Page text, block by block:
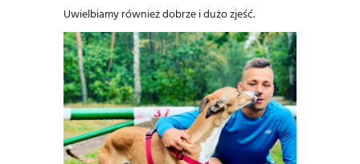
Uwielbiamy również dobrze i dużo zjeść.